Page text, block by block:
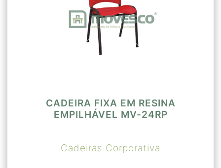
CADEIRA FIXA EM RESINA
EMPILHÁVEL MV-24RP
Cadeiras Corporativa